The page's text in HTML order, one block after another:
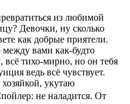
из любимой
Девочки, ну сколько
как добрые приятели.
вами как-будто
всё тихо-мирно, но он тебя
ведь всё чувствует.
укутаю
не наладится. От